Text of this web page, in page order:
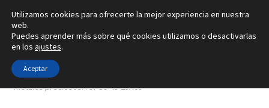
Ir
a
la
navegación
Ir
al
contenido
Inicio
Alianzas
Inicio Tipo de joya
metales preciosos. ref-S9-43-25A08
Utilizamos cookies para ofrecerte la mejor experiencia en nuestra
web.
Puedes aprender más sobre qué cookies utilizamos o desactivarlas
en los ajustes.
Aceptar